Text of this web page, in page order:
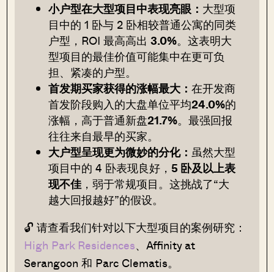
小户型在大型项目中表现亮眼： 大型项
目中的 1 卧与 2 卧相较普通公寓的同类
户型，ROI 最高高出3.0%。这表明大
型项目的最佳价值可能集中在更可负
担、紧凑的户型。
首发期买家获得的涨幅最大：在开发商
首发阶段购入的大盘单位平均24.0%的
涨幅，高于普通新盘21.7%。最强回报
往往来自最早的买家。
大户型呈现更为微妙的分化：虽然大型
项目中的 4 卧表现良好， 5 卧及以上表
现不佳，弱于常规项目。这挑战了“大
越大回报越好”的假设。
🔓 请查看我们针对以下大型项目的案例研究：
High Park Residences、Affinity at
Serangoon 和 Parc Clematis。